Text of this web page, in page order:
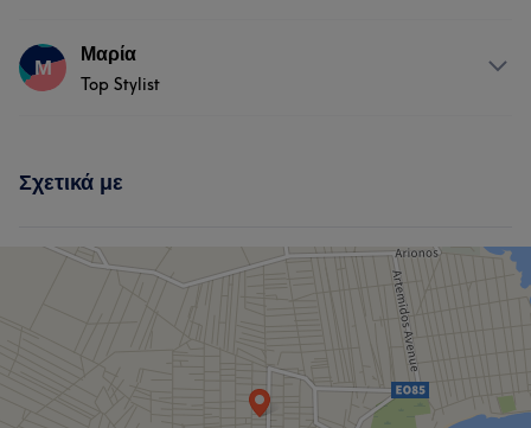
Υπηρεσίες
Μ Μαρία
Top Stylist
Μαλλιά
Σχετικά με